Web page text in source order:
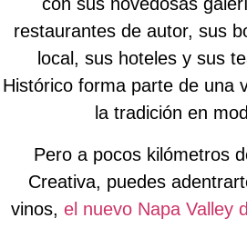
restaurantes de autor, sus
local, sus hoteles y sus
Histórico forma parte de una
la tradición en
Pero a pocos kilómetros
Creativa, puedes
vinos, el nuevo Napa Valley